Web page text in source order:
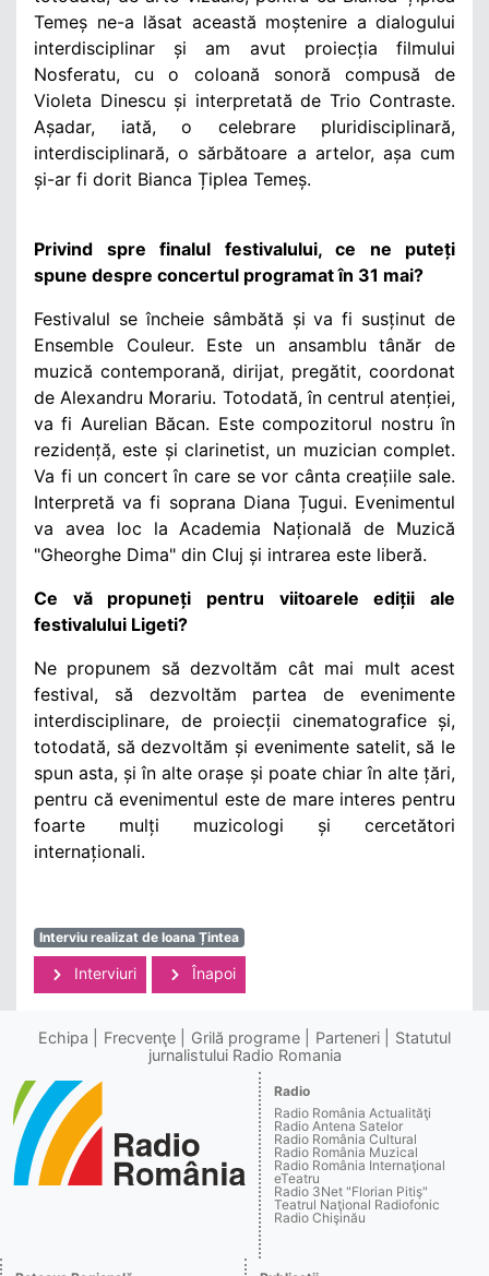
Temeș ne-a lăsat această moștenire a dialogului
interdisciplinar și am avut proiecția filmului
Nosferatu, cu o coloană sonoră compusă de
Violeta Dinescu și interpretată de Trio Contraste.
Așadar, iată, o celebrare pluridisciplinară,
interdisciplinară, o sărbătoare a artelor, așa cum
și-ar fi dorit Bianca Țiplea Temeș.
Privind spre finalul festivalului, ce ne puteți
spune despre concertul programat în 31 mai?
Festivalul se încheie sâmbătă și va fi susținut de
Ensemble Couleur. Este un ansamblu tânăr de
muzică contemporană, dirijat, pregătit, coordonat
de Alexandru Morariu. Totodată, în centrul atenției,
va fi Aurelian Băcan. Este compozitorul nostru în
rezidență, este și clarinetist, un muzician complet.
Va fi un concert în care se vor cânta creațiile sale.
Interpretă va fi soprana Diana Țugui. Evenimentul
va avea loc la Academia Națională de Muzică
"Gheorghe Dima" din Cluj și intrarea este liberă.
Ce vă propuneți pentru viitoarele ediții ale
festivalului Ligeti?
Ne propunem să dezvoltăm cât mai mult acest
festival, să dezvoltăm partea de evenimente
interdisciplinare, de proiecții cinematografice și,
totodată, să dezvoltăm și evenimente satelit, să le
spun asta, și în alte orașe și poate chiar în alte țări,
pentru că evenimentul este de mare interes pentru
foarte mulți muzicologi și cercetători
internaționali.
Interviu realizat de Ioana Țintea
Interviuri Înapoi
Echipa Frecvenţe Grilă programe Parteneri
Statutul
jurnalistului Radio Romania
Radio
Radio România Actualităţi
Radio Antena Satelor
Radio România Cultural
Radio România Muzical
Radio România Internaţional
eTeatru
Radio 3Net "Florian Pitiş"
Teatrul Naţional Radiofonic
Radio Chişinău